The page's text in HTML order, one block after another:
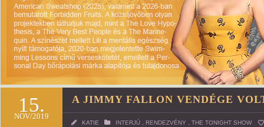
15.
NOV/2019
A JIMMY FALLON VENDÉGE
KATIE INTERJÚ RENDEZVÉNY THE TONIGHT SHOW